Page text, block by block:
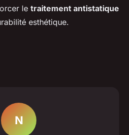
le traitement antistatique
esthétique.
N